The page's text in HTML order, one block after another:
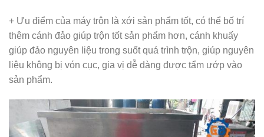
+ Ưu điểm của máy trộn là xới sản phẩm tốt, có thể bố trí
thêm cánh đảo giúp trộn tốt sản phẩm hơn, cánh khuấy
giúp đảo nguyên liệu trong suốt quá trình trộn, giúp nguyên
liệu không bị vón cục, gia vị dễ dàng được tẩm ướp vào
sản phẩm.